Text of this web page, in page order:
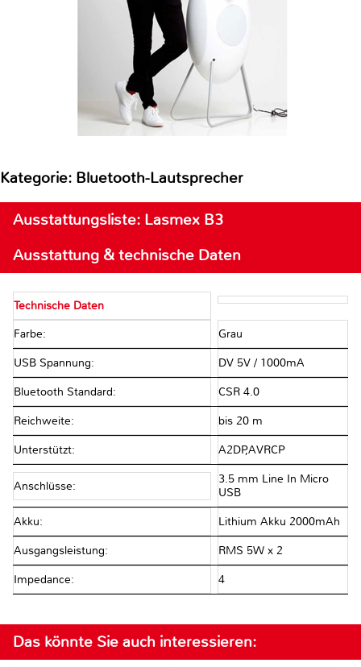
Kategorie: Bluetooth-Lautsprecher
Ausstattungsliste: Lasmex B3
Ausstattung & technische Daten
Technische Daten
Farbe: Grau
USB Spannung: DV 5V / 1000mA
Bluetooth Standard: CSR 4.0
Reichweite: bis 20 m
Unterstützt: A2DP,AVRCP
Anschlüsse:
3.5 mm Line In Micro
USB
Akku: Lithium Akku 2000mAh
Ausgangsleistung: RMS 5W x 2
Impedance: 4 Ω
Das könnte Sie auch interessieren: